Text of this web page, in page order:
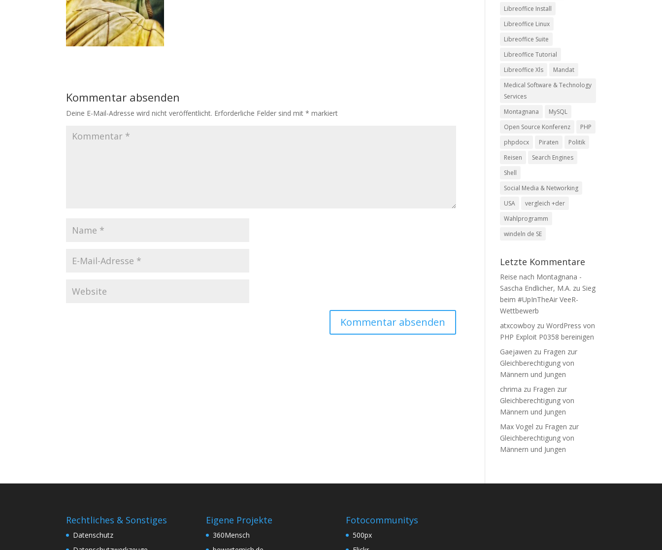
Kommentar absenden
Deine E-Mail-Adresse wird nicht veröffentlicht. Erforderliche Felder sind mit* markiert
Libreoffice Install
Libreoffice Linux
Libreoffice Suite
Libreoffice Tutorial
Libreoffice Xls
Mandat
Medical Software & Technology
Services
Montagnana
MySQL
Open Source Konferenz
PHP
phpdocx
Piraten
Politik
Reisen
Search Engines
Shell
Social Media & Networking
USA
vergleich +der
Wahlprogramm
windeln de SE
Letzte Kommentare
Reise nach Montagnana -
Sascha Endlicher, M.A. zu Sieg
beim #UpInTheAir VeeR-
Wettbewerb
atxcowboy zuWordPress von
PHP Exploit P0358 bereinigen
Gaejawen zu Fragen zur
Gleichberechtigung von
Männern und Jungen
chrima zu Fragen zur
Gleichberechtigung von
Männern und Jungen
Max Vogel zu Fragen zur
Gleichberechtigung von
Männern und Jungen
Rechtliches & Sonstiges
Datenschutz
Eigene Projekte
360Mensch
Fotocommunitys
500px